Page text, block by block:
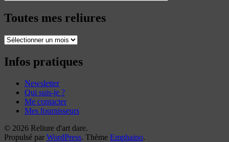
Toutes mes reliures
Toutes
reliures
Infos pratiques
Newsletter
Qui suis-je ?
Me contacter
Mes fournisseurs
© 2026 Reliure d'art dare.
Propulsé par WordPress. Thème Emphaino.